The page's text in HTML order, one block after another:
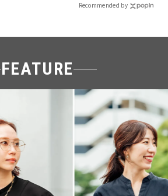
Recommended by
FEATURE